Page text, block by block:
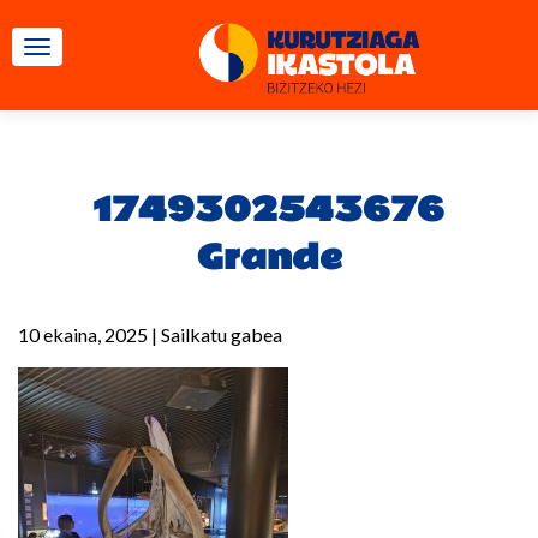
TOGGLE NAVIGATION
1749302543676
Grande
10 ekaina, 2025 | Sailkatu gabea